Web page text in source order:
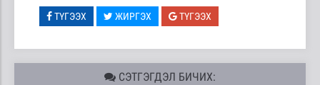
ТҮГЭЭХ ЖИРГЭХ ТҮГЭЭХ
СЭТГЭГДЭЛ БИЧИХ: